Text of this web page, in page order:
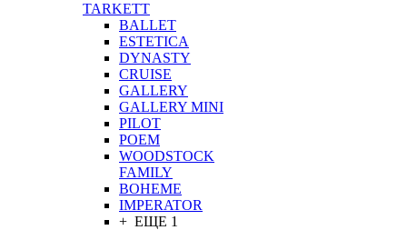
TARKETT
BALLET
ESTETICA
DYNASTY
CRUISE
GALLERY
GALLERY MINI
PILOT
POEM
WOODSTOCK
FAMILY
BOHEME
IMPERATOR
+ ЕЩЕ 1